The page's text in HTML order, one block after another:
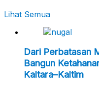
Lihat Semua
Dari Perbatasan
Bangun
Kaltara–Kaltim